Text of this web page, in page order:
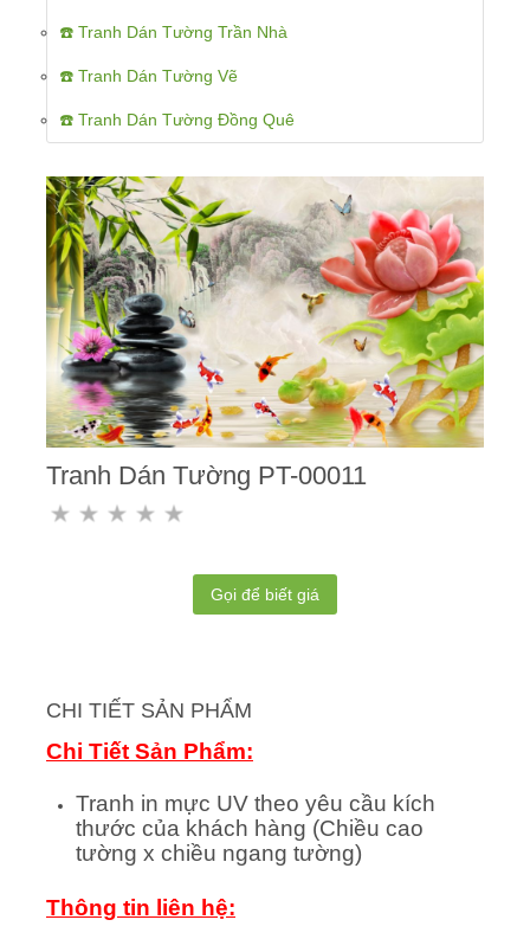
☎️ Tranh Dán Tường Trần Nhà
☎️ Tranh Dán Tường Vẽ
☎️ Tranh Dán Tường Đồng Quê
Tranh Dán Tường PT-00011
Gọi để biết giá
CHI TIẾT SẢN PHẨM
Chi Tiết Sản Phẩm:
Tranh in mực UV theo yêu cầu kích
thước của khách hàng (Chiều cao
tường x chiều ngang tường)
Thông tin liên hệ: